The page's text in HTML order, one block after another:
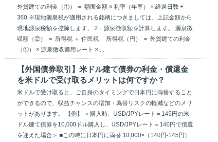
外貨建ての利金（①） ＝ 額面金額 × 利率（年率） × 経過日数 ÷
360 ※現地源泉税が適用される銘柄につきましては、上記金額から
現地源泉税額を控除します。 2．源泉徴収額を計算します。 源泉徴
収額（②） ＝ 所得税 ＋ 住民税 所得税（円） ＝ 外貨建ての利金
（①） × 源泉徴収適用レート × ...
【外国債券取引】米ドル建て債券の利金・償還金
を米ドルで受け取るメリットは何ですか？
米ドルで受け取ると、ご自身のタイミングで日本円に両替すること
ができるので、収益チャンスの増加・為替リスクの軽減などのメリ
ットがあります。 【例】 ＜購入時、USD/JPYレート＝145円の米
ドル建て債券を10,000ドル購入し、USD/JPYレート＝140円で償還
を迎えた場合＞ ■この時に日本円に両替 10,000×（140円-145円）